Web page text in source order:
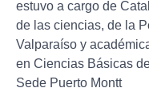
estuvo a cargo de
de las ciencias, de la
Valparaíso y
en Ciencias Básicas
Sede Puerto Montt